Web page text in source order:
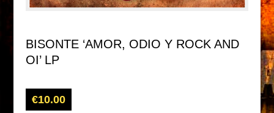
BISONTE ‘AMOR, ODIO Y ROCK AND
OI’ LP
€10.00